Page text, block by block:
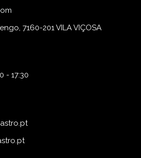
7160-201 VILA VIÇOSA
- 17:30